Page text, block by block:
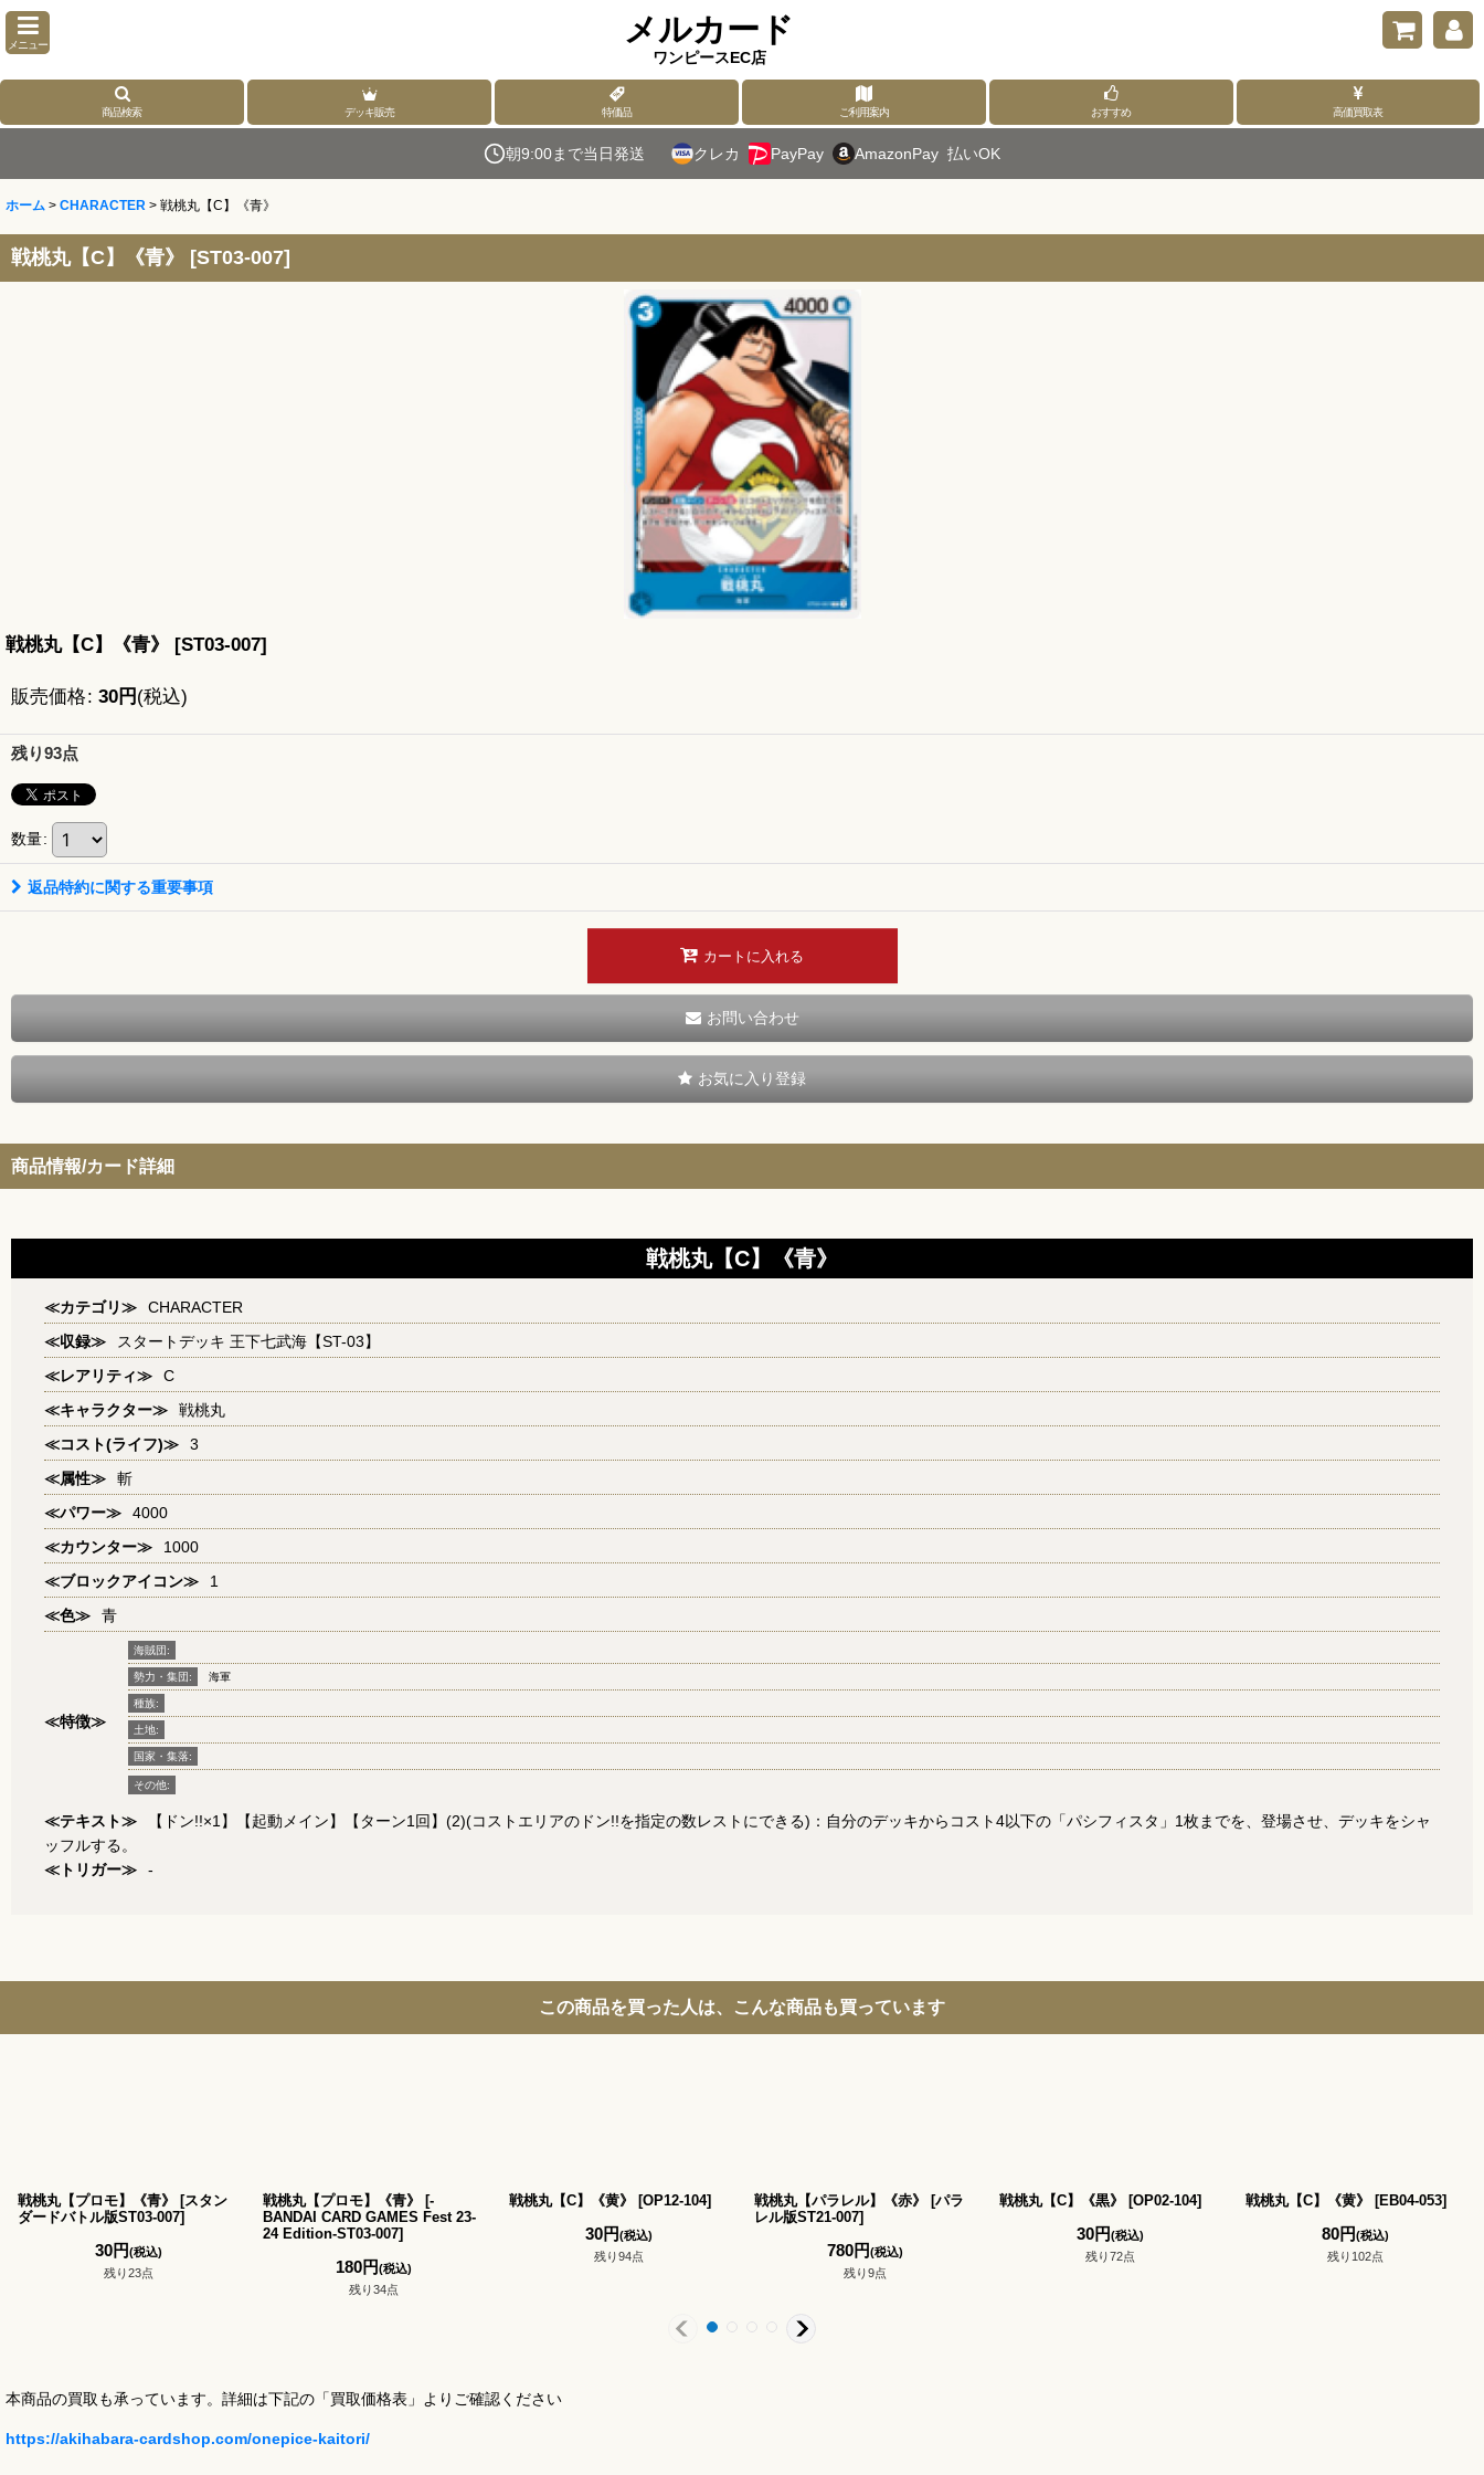
メニュー メルカード
ワンピースEC店
商品検索 デッキ販売 特価品 ご利用案内 おすすめ 高価買取表
朝9:00まで当日発送 クレカ PayPay AmazonPay 払いOK
ホーム > CHARACTER > 戦桃丸【C】《青》
戦桃丸【C】《青》 [ST03-007]
戦桃丸【C】《青》 [ST03-007]
販売価格: 30円 (税込)
残り93点
数量:
返品特約に関する重要事項
カートに入れる
お問い合わせ
お気に入り登録
商品情報/カード詳細
戦桃丸【C】《青》
≪カテゴリ≫
CHARACTER
≪収録≫
スタートデッキ 王下七武海【ST-03】
≪レアリティ≫
C
≪キャラクター≫
戦桃丸
≪コスト(ライフ)≫
3
≪属性≫
斬
≪パワー≫
4000
≪カウンター≫
1000
≪ブロックアイコン≫
1
≪色≫
青
≪特徴≫
海賊団:
勢力・集団: 海軍
種族:
土地:
国家・集落:
その他:
≪テキスト≫
【ドン!!×1】【起動メイン】【ターン1回】(2)(コストエリアのドン!!を指定の数レストにできる)：自分のデッキからコスト4以下の「パシフィスタ」1枚までを、登場させ、デッキをシャ
ッフルする。
≪トリガー≫
-
この商品を買った人は、こんな商品も買っています
戦桃丸【プロモ】《青》 [スタン
ダードバトル版ST03-007]
30円(税込)
残り23点
戦桃丸【プロモ】《青》 [-
BANDAI CARD GAMES Fest 23-
24 Edition-ST03-007]
180円(税込)
残り34点
戦桃丸【C】《黄》 [OP12-104]
30円(税込)
残り94点
戦桃丸【パラレル】《赤》 [パラ
レル版ST21-007]
780円(税込)
残り9点
戦桃丸【C】《黒》 [OP02-104]
30円(税込)
残り72点
戦桃丸【C】《黄》 [EB04-053]
80円(税込)
残り102点
本商品の買取も承っています。詳細は下記の「買取価格表」よりご確認ください
https://akihabara-cardshop.com/onepice-kaitori/